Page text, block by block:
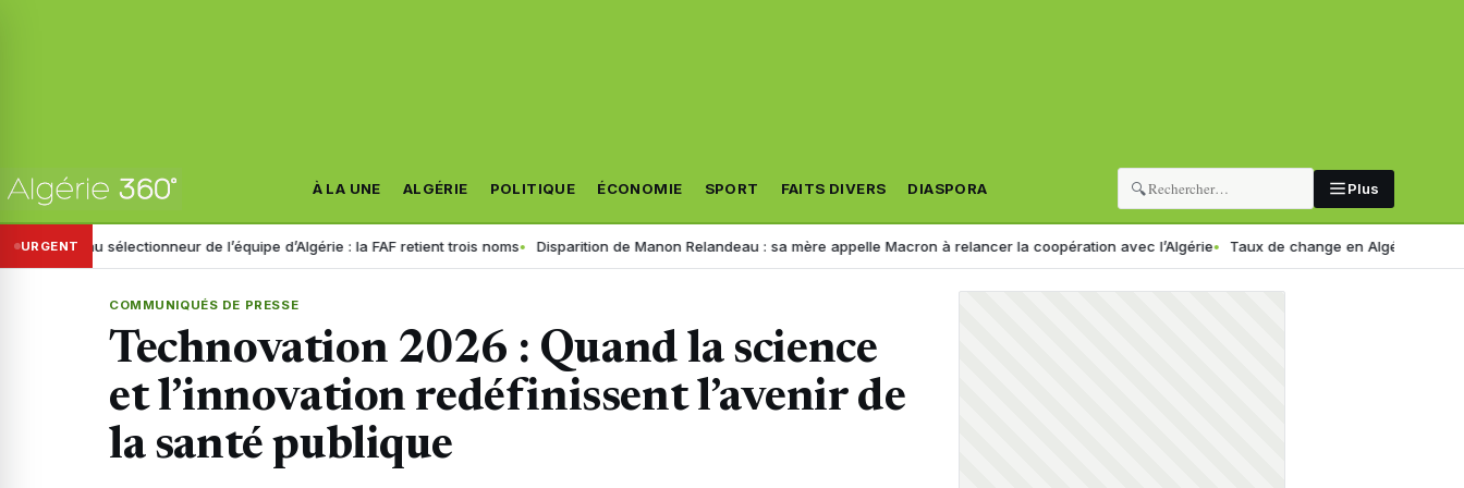
À LA UNE ALGÉRIE POLITIQUE ÉCONOMIE SPORT FAITS DIVERS DIASPORA 🔍 Plus
URGENT
sélectionneur de l’équipe d’Algérie : la FAF retient trois noms Disparition de Manon Relandeau : sa mère appelle Macron à relancer la coopération avec l’Algérie Taux de change en Algérie : voici le
COMMUNIQUÉS DE PRESSE
Technovation 2026 : Quand la science
et l’innovation redéfinissent l’avenir de
la santé publique